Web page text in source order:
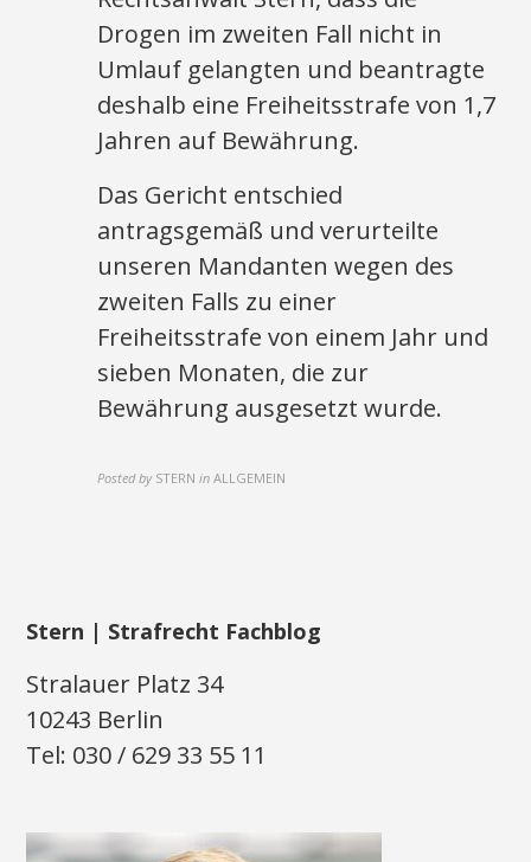
Drogen im zweiten Fall nicht in
Umlauf gelangten und beantragte
deshalb eine Freiheitsstrafe von 1,7
Jahren auf Bewährung.
Das Gericht entschied
antragsgemäß und verurteilte
unseren Mandanten wegen des
zweiten Falls zu einer
Freiheitsstrafe von einem Jahr und
sieben Monaten, die zur
Bewährung ausgesetzt wurde.
Posted by STERN in ALLGEMEIN
Stern | Strafrecht Fachblog
Stralauer Platz 34
10243 Berlin
Tel: 030 / 629 33 55 11